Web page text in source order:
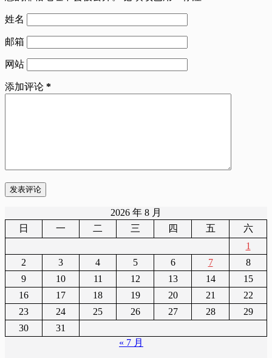
姓名
邮箱
网站
添加评论 *
发表评论
2026 年 8 月
日
一 二 三 四 五
六
1
2
3 4 5 6 7
8
9
10 11 12 13 14
15
16
17 18 19 20 21
22
23
24 25 26 27 28
29
30
31
« 7 月